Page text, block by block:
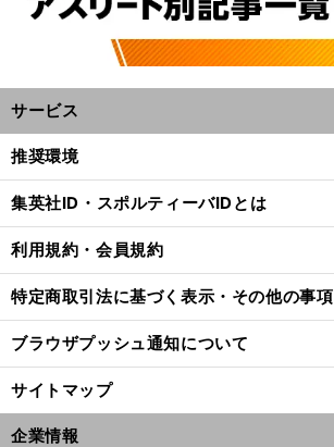
サービス
推奨環境
集英社ID・スポルティーバIDとは
利用規約・会員規約
特定商取引法に基づく表示・その他の事項
ブラウザプッシュ通知について
サイトマップ
企業情報